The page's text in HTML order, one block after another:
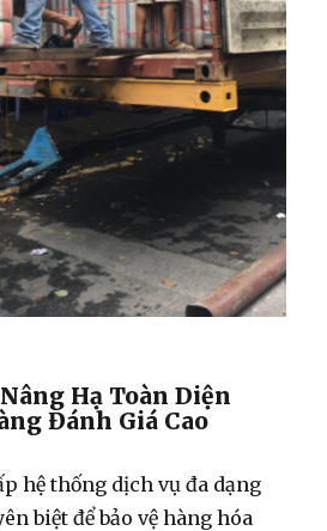
Hạ Toàn Diện
Đánh Giá Cao
hệ thống dịch vụ đa dạng
biệt để bảo vệ hàng hóa